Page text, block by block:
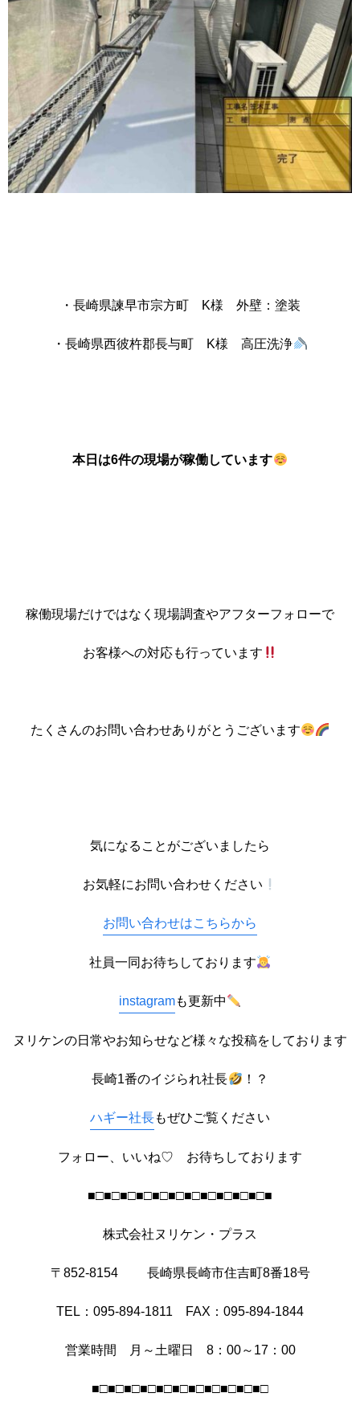
・長崎県諫早市宗方町 K様 外壁：塗装
・長崎県西彼杵郡長与町 K様 高圧洗浄
本日は6件の現場が稼働しています
稼働現場だけではなく現場調査やアフターフォローで
お客様への対応も行っています
たくさんのお問い合わせありがとうございます
気になることがございましたら
お気軽にお問い合わせください
お問い合わせはこちらから
社員一同お待ちしております
instagramも更新中
ヌリケンの日常やお知らせなど様々な投稿をしております
長崎1番のイジられ社長 ！？
ハギー社長もぜひご覧ください
フォロー、いいね♡ お待ちしております
■□■□■□■□■□■□■□■□■□■□■□■
株式会社ヌリケン・プラス
〒852-8154 長崎県長崎市住吉町8番18号
TEL：095-894-1811 FAX：095-894-1844
営業時間 月～土曜日 8：00～17：00
■□■□■□■□■□■□■□■□■□■□■□